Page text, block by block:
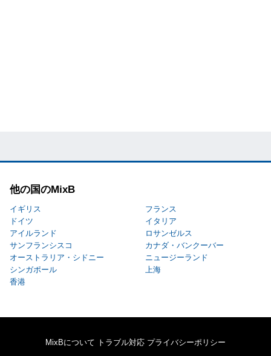
他の国のMixB
イギリス
フランス
ドイツ
イタリア
アイルランド
ロサンゼルス
サンフランシスコ
カナダ・バンクーバー
オーストラリア・シドニー
ニュージーランド
シンガポール
上海
香港
MixBについて トラブル対応 プライバシーポリシー